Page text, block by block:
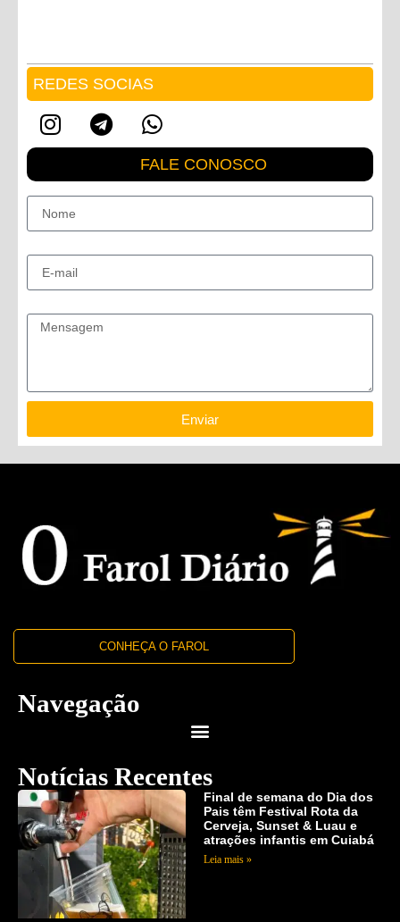
REDES SOCIAS
FALE CONOSCO
Enviar
CONHEÇA O FAROL
Navegação
Notícias Recentes
Final de semana do Dia dos
Pais têm Festival Rota da
Cerveja, Sunset & Luau e
atrações infantis em Cuiabá
Leia mais »